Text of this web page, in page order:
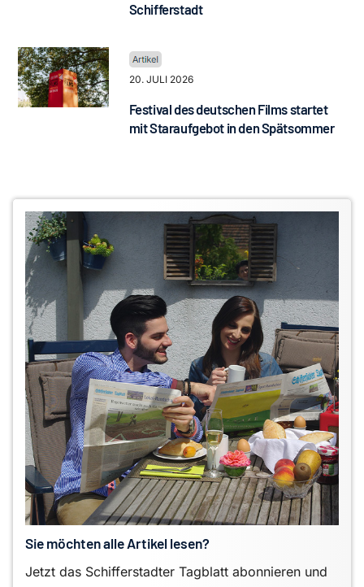
Schifferstadt
20. JULI 2026
Festival des deutschen Films startet
mit Staraufgebot in den Spätsommer
Sie möchten alle Artikel lesen?
Jetzt das Schifferstadter Tagblatt abonnieren und